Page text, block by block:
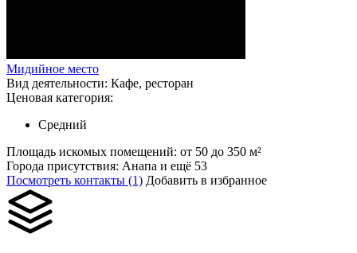
Мидийное место
Вид деятельности: Кафе, ресторан
Ценовая категория:
Средний
Площадь искомых помещений: от 50 до 350 м²
Города присутствия: Анапа и ещё 53
Посмотреть контакты (1) Добавить в избранное